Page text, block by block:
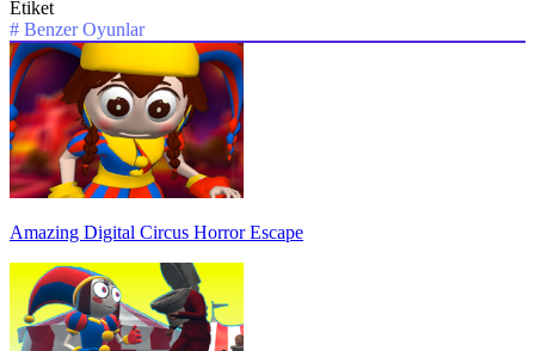
Etiket
# Benzer Oyunlar
Amazing Digital Circus Horror Escape